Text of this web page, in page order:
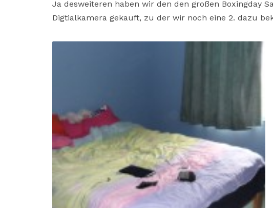
Ja desweiteren haben wir den den großen Boxingday
Digtialkamera gekauft, zu der wir noch eine 2. dazu